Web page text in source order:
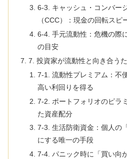
6-3. キャッシュ・コンバー
（CCC）：現金の回転スピ
6-4. 手元流動性：危機の際
の目安
7. 投資家が流動性と向き合う
7-1. 流動性プレミアム：不
高い利回りを得る
7-2. ポートフォリオのピラ
た資産配分
7-3. 生活防衛資金：個人の
にする唯一の手段
7-4. パニック時に「買い向